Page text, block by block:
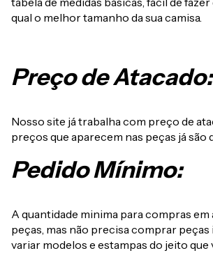
qual o melhor tamanho da sua camisa.
Preço de Atacado:
Nosso site já trabalha com preço de
preços que aparecem nas peças já são
Pedido Mínimo:
A quantidade minima para compras em
peças, mas não precisa comprar peças
variar modelos e estampas do jeito